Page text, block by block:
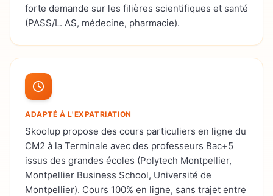
forte demande sur les filières scientifiques et santé
(PASS/L. AS, médecine, pharmacie).
ADAPTÉ À L'EXPATRIATION
Skoolup propose des cours particuliers en ligne du
CM2 à la Terminale avec des professeurs Bac+5
issus des grandes écoles (Polytech Montpellier,
Montpellier Business School, Université de
Montpellier). Cours 100% en ligne, sans trajet entre